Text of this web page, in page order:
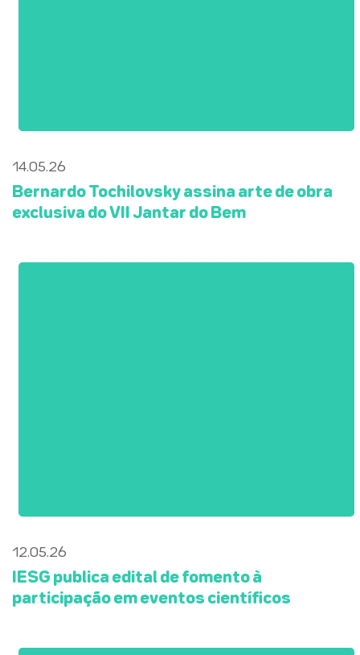
14.05.26
Bernardo Tochilovsky assina arte de obra
exclusiva do VII Jantar do Bem
12.05.26
IESG publica edital de fomento à
participação em eventos científicos